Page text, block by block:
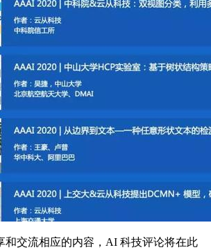
交流相应的内容，AI 科技评论将在此